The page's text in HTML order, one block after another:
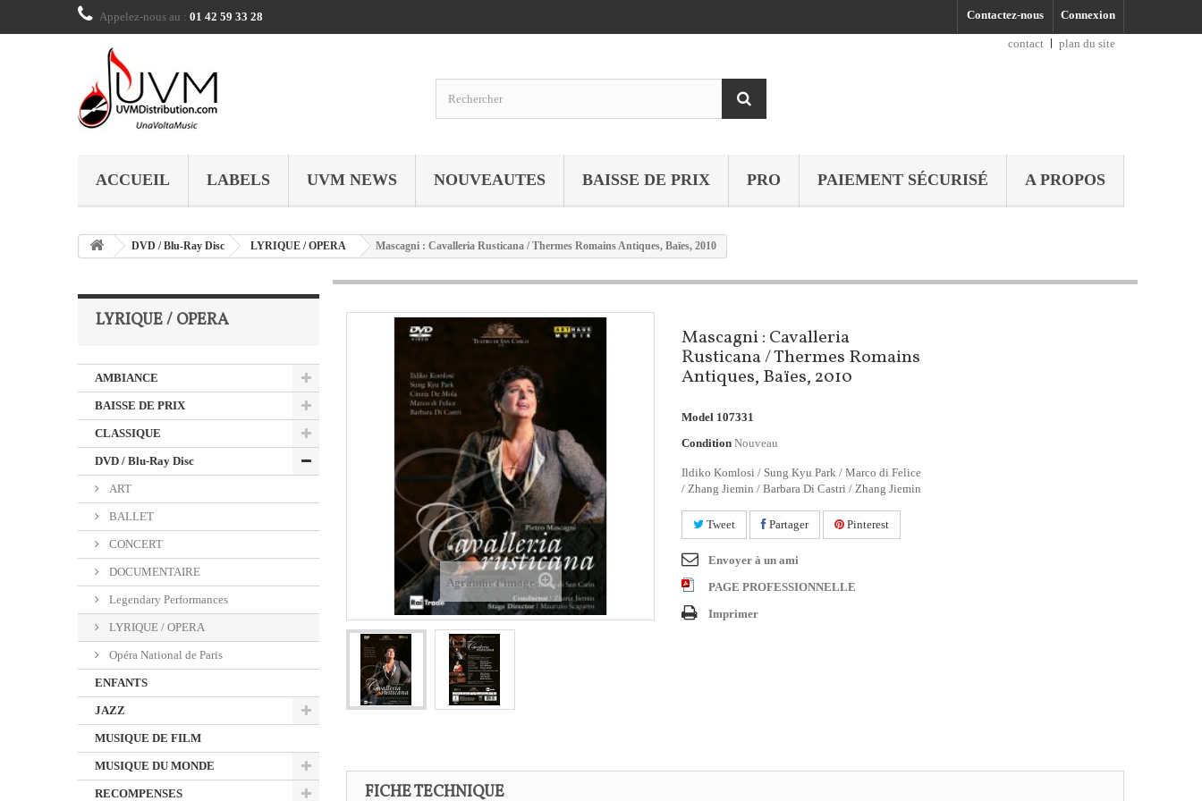
Connexion
Contactez-nous
Appelez-nous au : 01 42 59 33 28
contact
plan du site
ACCUEIL LABELS UVM NEWS NOUVEAUTES BAISSE DE PRIX PRO PAIEMENT SÉCURISÉ A PROPOS
DVD / Blu-Ray Disc LYRIQUE / OPERA Mascagni : Cavalleria Rusticana / Thermes Romains Antiques, Baïes, 2010
LYRIQUE / OPERA
AMBIANCE
BAISSE DE PRIX
CLASSIQUE
DVD / Blu-Ray Disc
ART
BALLET
CONCERT
DOCUMENTAIRE
Legendary Performances
LYRIQUE / OPERA
Opéra National de Paris
ENFANTS
JAZZ
MUSIQUE DE FILM
MUSIQUE DU MONDE
RECOMPENSES
Agrandir l'image
Mascagni : Cavalleria
Rusticana / Thermes Romains
Antiques, Baïes, 2010
Model 107331
Condition Nouveau
Ildiko Komlosi / Sung Kyu Park / Marco di Felice
/ Zhang Jiemin / Barbara Di Castri / Zhang Jiemin
Tweet Partager Pinterest
Envoyer à un ami
PAGE PROFESSIONNELLE
Imprimer
FICHE TECHNIQUE